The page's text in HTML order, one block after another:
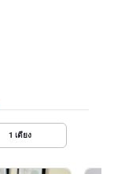
1 เตียง